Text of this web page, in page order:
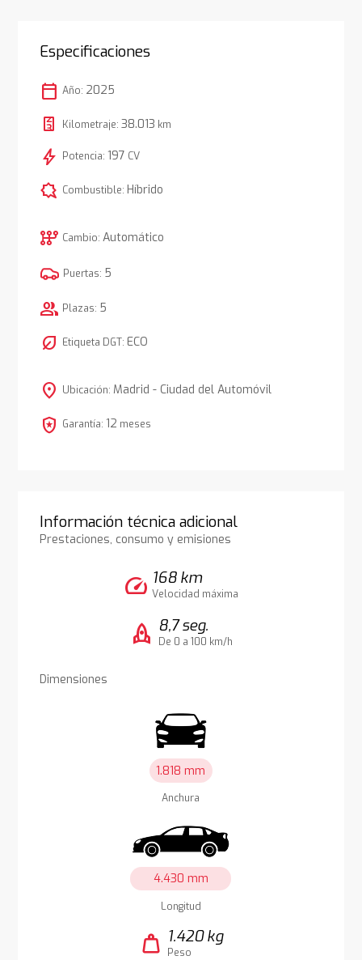
Especificaciones
calendar_today Año: 2025
Kilometraje: 38.013 km
bolt Potencia: 197 CV
comic_bubble Combustible: Híbrido
auto_transmission Cambio: Automático
Puertas: 5
group Plazas: 5
nest_eco_leaf Etiqueta DGT: ECO
location_on Ubicación: Madrid - Ciudad del Automóvil
local_police Garantía: 12 meses
Información técnica adicional
Prestaciones, consumo y emisiones
speed 168 km
Velocidad máxima
rocket 8,7 seg.
De 0 a 100 km/h
Dimensiones
1.818 mm
Anchura
4.430 mm
Longitud
weight 1.420 kg
Peso